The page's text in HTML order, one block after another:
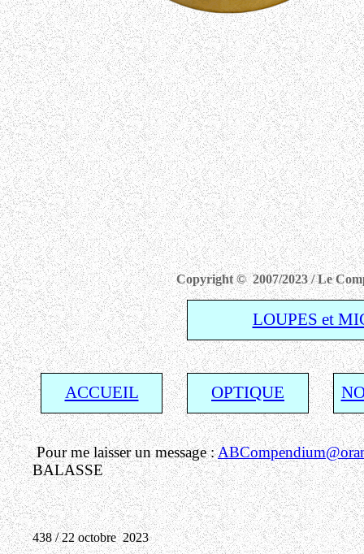
Copyright © 2007/2023 / Le
LOUPES et
ACCUEIL OPTIQUE
Pour me laisser un message :
BALASSE
438 / 22 octobre 2023